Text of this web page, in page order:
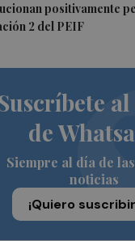
positivamente
2 del PEIF
de
Siempre al día de
noticias
¡Quiero